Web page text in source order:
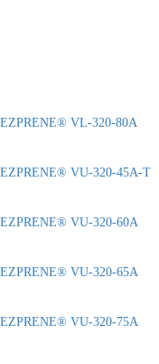
EZPRENE® VL-320-80A
EZPRENE® VU-320-45A-T
EZPRENE® VU-320-60A
EZPRENE® VU-320-65A
EZPRENE® VU-320-75A